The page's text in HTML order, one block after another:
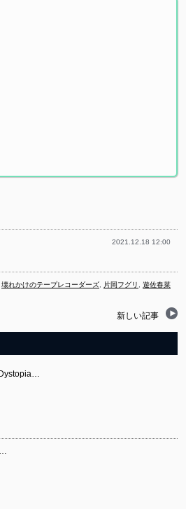
2021.12.18 12:00
壊れかけのテープレコーダーズ 片岡フグリ 遊佐春菜
新しい記事